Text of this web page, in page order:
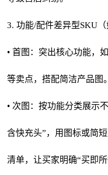
3. 功能/配件差异型SKU
• 首图：突出核心功能，
等卖点，搭配简洁产品图。
• 次图：按功能分类展示
含快充头”，用图标或简
清单，让买家明确“买即所